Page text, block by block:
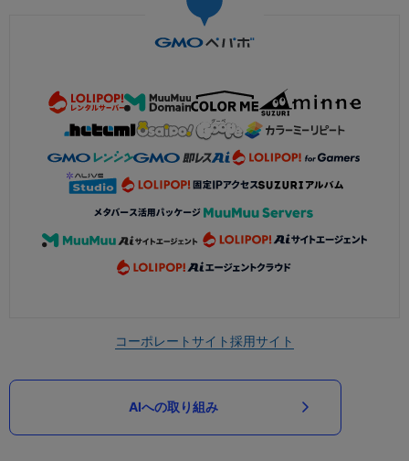
コーポレートサイト採用サイト
AIへの取り組み